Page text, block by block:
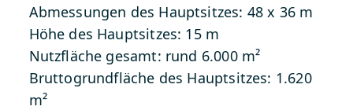
Abmessungen des Hauptsitzes: 48 x 36 m
Höhe des Hauptsitzes: 15 m
Nutzfläche gesamt: rund 6.000 m²
Bruttogrundfläche des Hauptsitzes: 1.620
m²